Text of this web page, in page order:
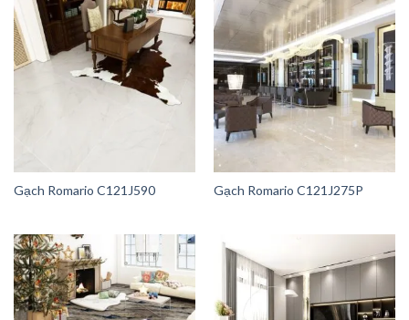
Gạch Romario C121J590 Gạch Romario C121J275P